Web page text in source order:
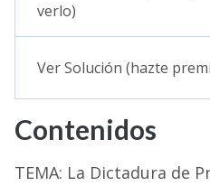
verlo)
Ver Solución (hazte
Contenidos
TEMA: La Dictadura de